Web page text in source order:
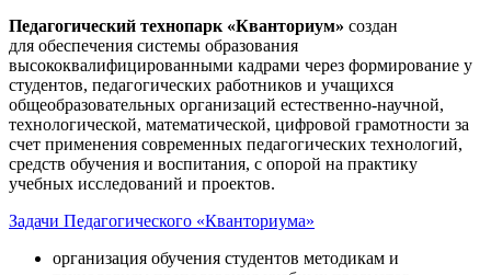
Педагогический технопарк «Кванториум» создан
для обеспечения системы образования
высококвалифицированными кадрами через формирование у
студентов, педагогических работников и учащихся
общеобразовательных организаций естественно-научной,
технологической, математической, цифровой грамотности за
счет применения современных педагогических технологий,
средств обучения и воспитания, с опорой на практику
учебных исследований и проектов.
Задачи Педагогического «Кванториума»
организация обучения студентов методикам и